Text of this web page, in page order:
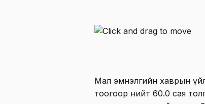
Мал эмнэлгийн хаврын
тоогоор нийт 60.0 сая